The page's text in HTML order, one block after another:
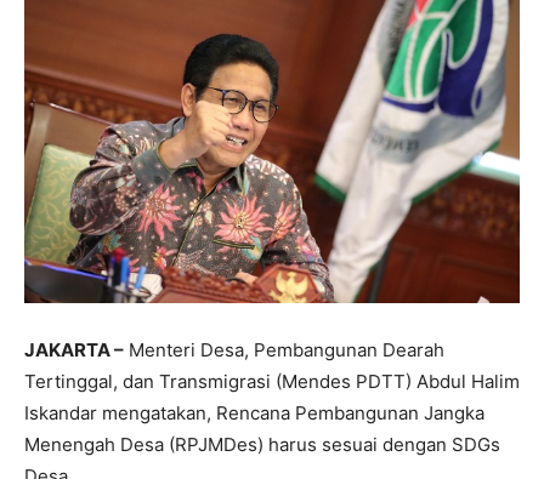
JAKARTA – Menteri Desa, Pembangunan Dearah
Tertinggal, dan Transmigrasi (Mendes PDTT) Abdul Halim
Iskandar mengatakan, Rencana Pembangunan Jangka
Menengah Desa (RPJMDes) harus sesuai dengan SDGs